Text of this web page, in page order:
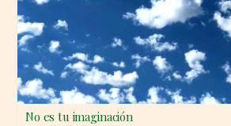
No es tu imaginación